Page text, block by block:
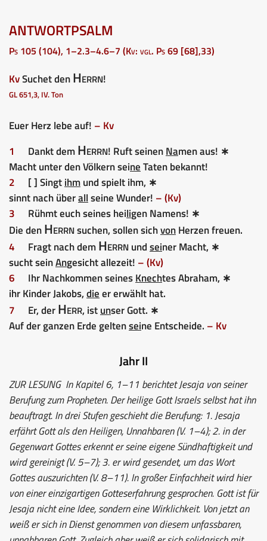
ANTWORTPSALM
Ps 105 (104), 1–2.3–4.6–7 (Kv: vgl. Ps 69 [68],33)
KvSuchet denHerrn!
GL 651,3, IV. Ton
Euer Herz lebe auf! – Kv
1
Dankt demHerrn! Ruft seinenNamen aus! ∗
Macht unter den Völkern seineTaten bekannt!
2
[ ] Singtihmund spielt ihm, ∗
sinnt nach überallseine Wunder! – (Kv)
3
Rühmt euch seines heiligen Namens! ∗
Die denHerrnsuchen, sollen sichvonHerzen freuen.
4
Fragt nach demHerrnundseiner Macht, ∗
sucht seinAngesicht allezeit! – (Kv)
6
Ihr Nachkommen seinesKnechtes Abraham, ∗
ihr Kinder Jakobs,dieer erwählt hat.
7
Er, derHerr, istunser Gott. ∗
Auf der ganzen Erde geltenseine Entscheide. – Kv
Jahr II
ZUR LESUNGIn Kapitel 6, 1–11 berichtet Jesaja von seiner
Berufung zum Propheten. Der heilige Gott Israels selbst hat ihn
beauftragt. In drei Stufen geschieht die Berufung: 1. Jesaja
erfährt Gott als den Heiligen, Unnahbaren (V. 1–4); 2. in der
Gegenwart Gottes erkennt er seine eigene Sündhaftigkeit und
wird gereinigt (V. 5–7); 3. er wird gesendet, um das Wort
Gottes auszurichten (V. 8–11). In großer Einfachheit wird hier
von einer einzigartigen Gotteserfahrung gesprochen. Gott ist für
Jesaja nicht eine Idee, sondern eine Wirklichkeit. Von jetzt an
weiß er sich in Dienst genommen von diesem unfassbaren,